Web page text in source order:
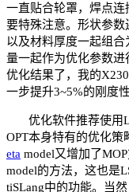
一直贴合轮罩，焊点
要特殊注意。形状参数
以及材料厚度一起组
量一起作为优化参数
优化结果了， 我的X230
一步提升3~5%的刚度性
优化软件推荐使用
OPT本身特有的优化策
eta model又增加了
model的方法，这也是
tiSLang中的功能。当